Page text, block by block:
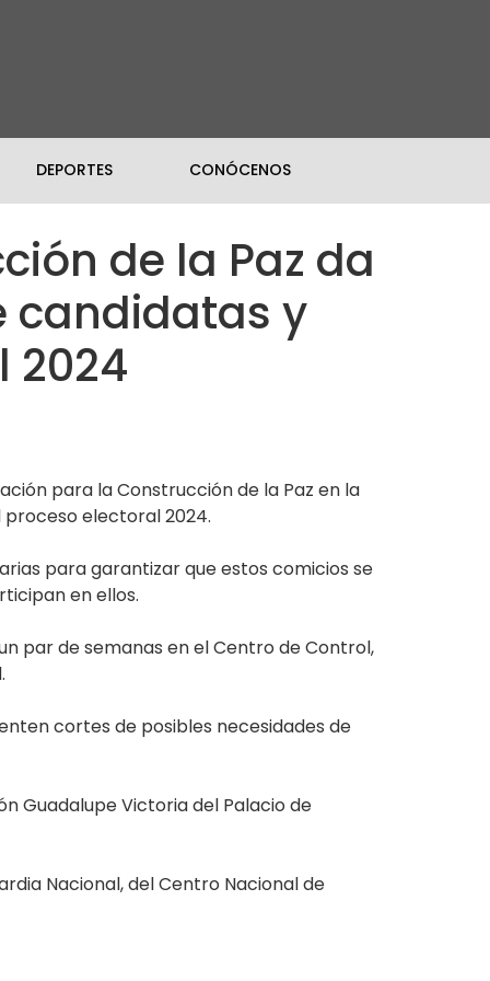
DEPORTES CONÓCENOS
de la Paz da
candidatas y
2024
para la Construcción de la Paz en la
proceso electoral 2024.
para garantizar que estos comicios se
en ellos.
par de semanas en el Centro de Control,
cortes de posibles necesidades de
Guadalupe Victoria del Palacio de
Nacional, del Centro Nacional de